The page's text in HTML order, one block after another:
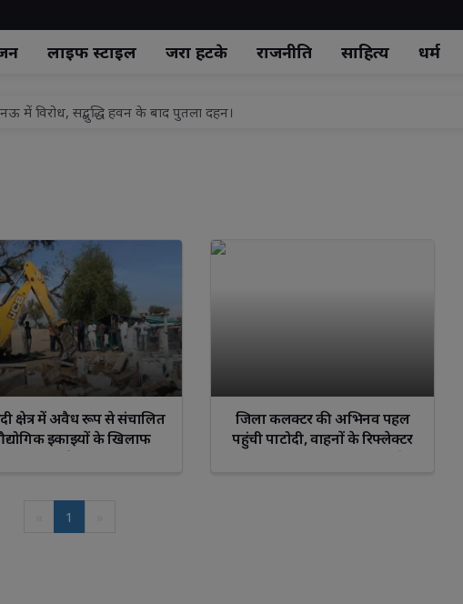
लाइफ स्‍टाइल जरा हटके राजनीति साहित्य धर्म
में विरोध, सद्बुद्धि हवन के बाद पुतला दहन।
में नई तकनीक व कौशल विकास का नया अध्याय, 500 करोड़ रुपये से बदलेगी राज्य की
को मिला एक चिकित्सक, स्थानीय जनप्रतिनिधियों ने किया स्वागत
कार्यालय के सभागार भवन मे आने वाले 15 अगस्त की तैयारी को लेकर प्रखंड विकास
ने आमजनों से निर्धारित तिथि एवं स्थल पर पहुंचकर विशेष शिविर का लाभ उठाने की अपील
महामंत्री/एमएलसी अनूप गुप्ता का कार्यकर्ताओं ने मनाया जन्मदिवस
हत्या कर शव कुएं में फेंकने के मामले में आरोपी को नहीं मिली जेल से रिहाई , जमानत
क्षेत्र में अवैध रूप से संचालित
इकाइयों के खिलाफ
जिला कलक्टर की अभिनव पहल
पहुंची पाटोदी, वाहनों के रिफ्लेक्टर
1